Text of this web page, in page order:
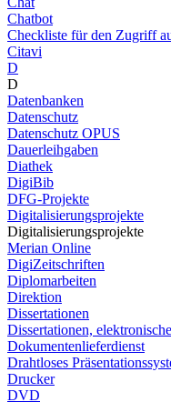
Chatbot
Checkliste für den Zugriff
Citavi
D
D
Datenbanken
Datenschutz
Datenschutz OPUS
Dauerleihgaben
Diathek
DigiBib
DFG-Projekte
Digitalisierungsprojekte
Digitalisierungsprojekte
Merian Online
DigiZeitschriften
Diplomarbeiten
Direktion
Dissertationen
Dissertationen, elektronische
Dokumentenlieferdienst
Drahtloses
Drucker
DVD